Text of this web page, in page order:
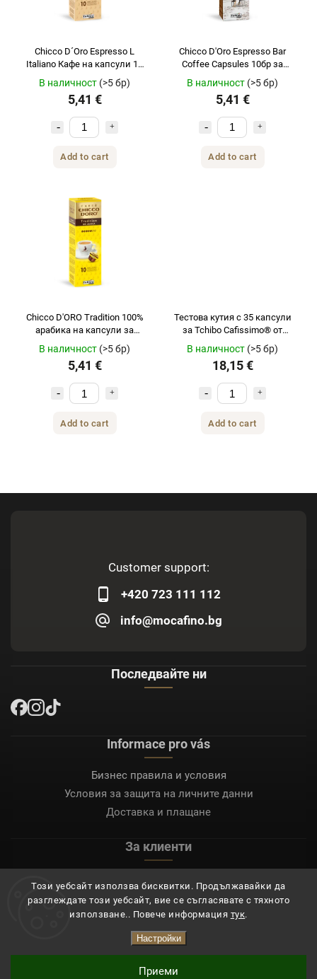
Този уебсайт използва бисквитки. Продължавайки да
разглеждате този уебсайт, вие се съгласявате с тяхното
използване.. Повече информация тук.
Настройки
Приеми
Chicco D´Oro Espresso L
Italiano Кафе на капсули 10
бр за Tchibo Cafissimo и
Caffitaly
В наличност (>5 бр)
5,41 €
Add to cart
Chicco D'Oro Espresso Bar
Coffee Capsules 10бр за
Tchibo Cafissimo и Caffitaly
В наличност (>5 бр)
5,41 €
Add to cart
Chicco D'ORO Tradition 100%
арабика на капсули за
Tchibo Cafissimo и Caffitaly 10
бр.
В наличност (>5 бр)
5,41 €
Add to cart
Тестова кутия с 35 капсули
за Tchibo Cafissimo® от
NEJKAFE
В наличност (>5 бр)
18,15 €
Add to cart
Customer support:
+420 723 111 112
info@mocafino.bg
Последвайте ни
Informace pro vás
Бизнес правила и условия
Условия за защита на личните данни
Доставка и плащане
За клиенти
Регистрация
Вход
Mocafino.bg. Всички права запазени.